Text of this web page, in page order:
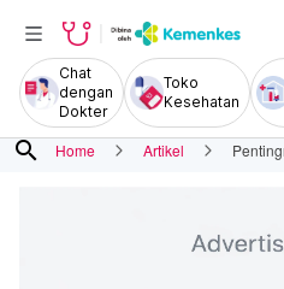
Chat
dengan
Dokter
Toko
Kesehatan
search Home Artikel